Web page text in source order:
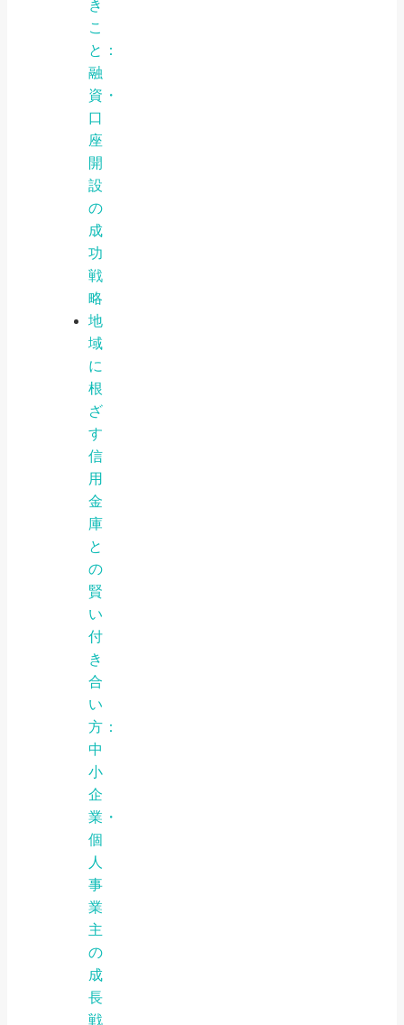
き
こ
と：
融
資・
口
座
開
設
の
成
功
戦
略
地
域
に
根
ざ
す
信
用
金
庫
と
の
賢
い
付
き
合
い
方：
中
小
企
業・
個
人
事
業
主
の
成
長
戦